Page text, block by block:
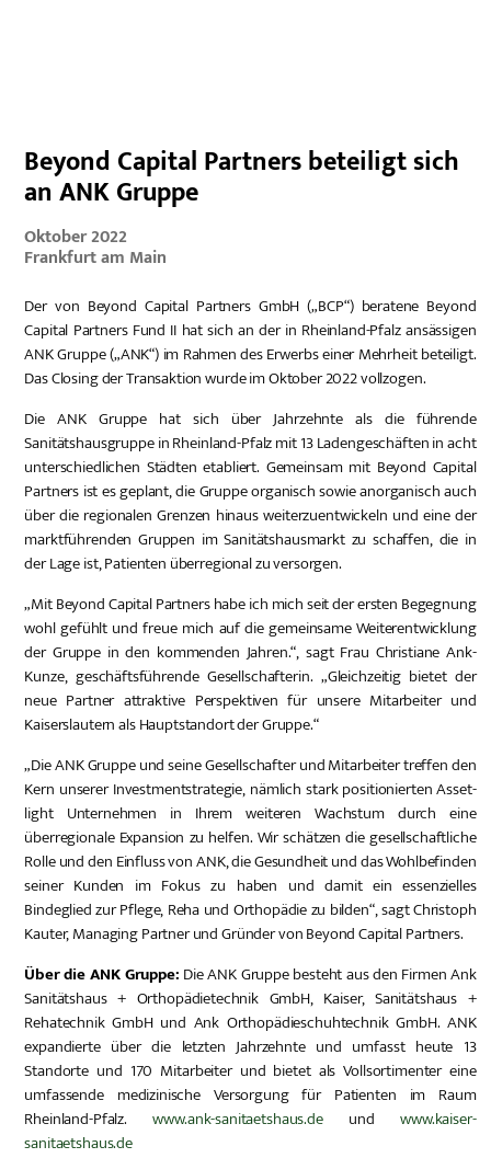
Beyond Capital Partners beteiligt sich
an ANK Gruppe
Oktober 2022
Frankfurt am Main
Der von Beyond Capital Partners GmbH („BCP“) beratene Beyond
Capital Partners Fund II hat sich an der in Rheinland-Pfalz ansässigen
ANK Gruppe („ANK“) im Rahmen des Erwerbs einer Mehrheit beteiligt.
Das Closing der Transaktion wurde im Oktober 2022 vollzogen.
Die ANK Gruppe hat sich über Jahrzehnte als die führende
Sanitätshausgruppe in Rheinland-Pfalz mit 13 Ladengeschäften in acht
unterschiedlichen Städten etabliert. Gemeinsam mit Beyond Capital
Partners ist es geplant, die Gruppe organisch sowie anorganisch auch
über die regionalen Grenzen hinaus weiterzuentwickeln und eine der
marktführenden Gruppen im Sanitätshausmarkt zu schaffen, die in
der Lage ist, Patienten überregional zu versorgen.
„Mit Beyond Capital Partners habe ich mich seit der ersten Begegnung
wohl gefühlt und freue mich auf die gemeinsame Weiterentwicklung
der Gruppe in den kommenden Jahren.“, sagt Frau Christiane Ank-
Kunze, geschäftsführende Gesellschafterin. „Gleichzeitig bietet der
neue Partner attraktive Perspektiven für unsere Mitarbeiter und
Kaiserslautern als Hauptstandort der Gruppe.“
„Die ANK Gruppe und seine Gesellschafter und Mitarbeiter treffen den
Kern unserer Investmentstrategie, nämlich stark positionierten Asset-
light Unternehmen in Ihrem weiteren Wachstum durch eine
überregionale Expansion zu helfen. Wir schätzen die gesellschaftliche
Rolle und den Einfluss von ANK, die Gesundheit und das Wohlbefinden
seiner Kunden im Fokus zu haben und damit ein essenzielles
Bindeglied zur Pflege, Reha und Orthopädie zu bilden“, sagt Christoph
Kauter, Managing Partner und Gründer von Beyond Capital Partners.
Über die ANK Gruppe: Die ANK Gruppe besteht aus den Firmen Ank
Sanitätshaus + Orthopädietechnik GmbH, Kaiser, Sanitätshaus +
Rehatechnik GmbH und Ank Orthopädieschuhtechnik GmbH. ANK
expandierte über die letzten Jahrzehnte und umfasst heute 13
Standorte und 170 Mitarbeiter und bietet als Vollsortimenter eine
umfassende medizinische Versorgung für Patienten im Raum
Rheinland-Pfalz.www.ank-sanitaetshaus.deundwww.kaiser-
sanitaetshaus.de